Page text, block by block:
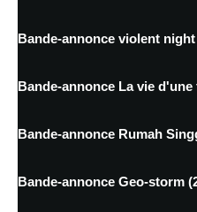
Bande-annonce violent night
Bande-annonce La vie d'une
Bande-annonce Rumah
Bande-annonce Geo-storm